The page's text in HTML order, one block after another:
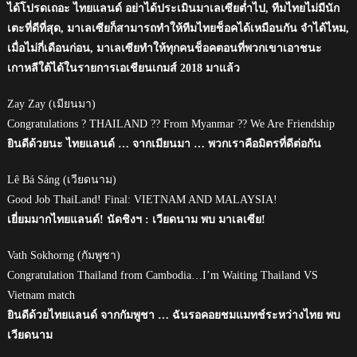
ได้โปรดเถอะ ไทยแลนด์ อย่าได้ประเมินมาเลเซียต่ำไป, ทีมไทยไม่มีนัก
เตะที่ดีที่สุด, มาเลเซียก็สามารถทำให้ทีมไทยช็อคได้เหมือนกัน จำได้ไหม,
เมื่อไม่กี่เดือนก่อน, มาเลเซียทำให้ทุกคนช็อคตอนที่พวกเขาเอาชนะ
เกาหลีใต้ได้ในรายการเอเชียนเกมส์ 2018 มาแล้ว
Zay Zay (เมียนมา)
Congratulations ? THAILAND ?? From Myanmar ?? We Are Friendship
ยินดีด้วยนะ ไทยแลนด์ … จากเมียนมา … พวกเราคือมิตรที่ดีต่อกัน
Lê Bá Sáng (เวียดนาม)
Good Job ThaiLand! Final: VIETNAM AND MALAYSIA!
เยี่ยมมากไทยแลนด์! นัดชิงฯ : เวียดนาม พบ มาเลเซีย!
Vath Sokhorng (กัมพูชา)
Congratulation Thailand from Cambodia…I’m Waiting Thailand VS
Vietnam match
ยินดีด้วยไทยแลนด์ จากกัมพูชา … ฉันรอคอยชมแมทช์ระหว่างไทย พบ
เวียดนาม